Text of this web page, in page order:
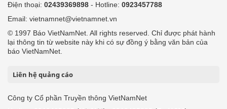
Điện thoại: 02439369898 - Hotline: 0923457788
Email: vietnamnet@vietnamnet.vn
© 1997 Báo VietNamNet. All rights reserved. Chỉ được phát hành
lại thông tin từ website này khi có sự đồng ý bằng văn bản của
báo VietNamNet.
Liên hệ quảng cáo
Công ty Cổ phần Truyền thông VietNamNet